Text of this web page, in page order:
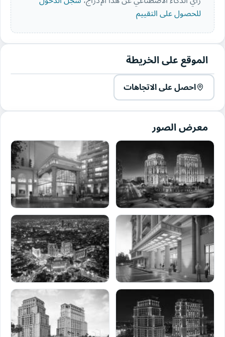
للحصول على التقييم
الموقع على الخريطة
احصل على الاتجاهات
معرض الصور